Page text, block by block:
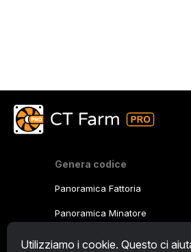
Utilizziamo i cookie. Questo ci
Genera codice
Panoramica Fattoria
Panoramica Minatore
CryptoTab